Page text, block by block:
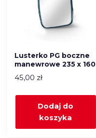
Lusterko PG boczne
manewrowe 235 x 160
45,00 zł
Dodaj do
koszyka